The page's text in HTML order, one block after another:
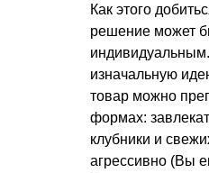
Как этого
решение может
изначальную
товар можно
формах:
клубники и
агрессивно (Вы